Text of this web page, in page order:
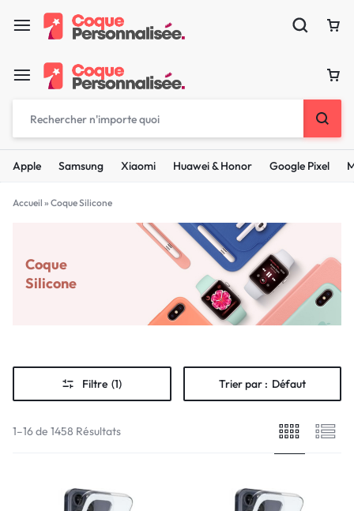
Apple Samsung Xiaomi Huawei & Honor Google Pixel
Accueil » Coque Silicone
Coque
Silicone
Filtre (1) Trier par : Défaut
1–16 de 1458 Résultats